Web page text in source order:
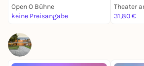
Open O Bühne
keine Preisangabe
Theater
31,80 €